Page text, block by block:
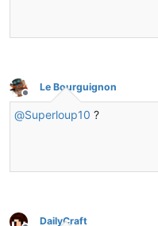
Hors-ligne
Le Bourguignon
@Superloup10 ?
DailyCraft